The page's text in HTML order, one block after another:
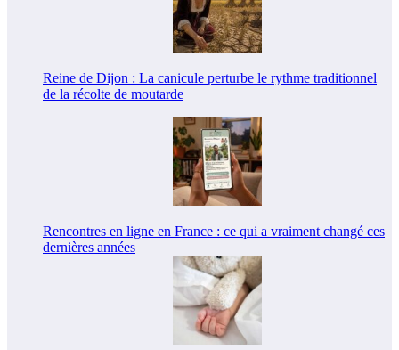
Reine de Dijon : La canicule perturbe le rythme traditionnel
de la récolte de moutarde
Rencontres en ligne en France : ce qui a vraiment changé ces
dernières années